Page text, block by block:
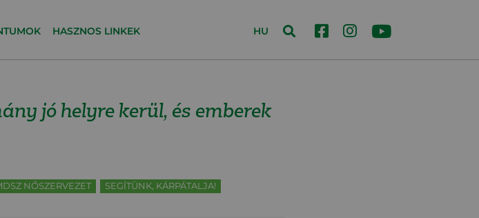
HASZNOS LINKEK HU
jó helyre kerül, és emberek
NŐSZERVEZET SEGÍTÜNK, KÁRPÁTALJA!